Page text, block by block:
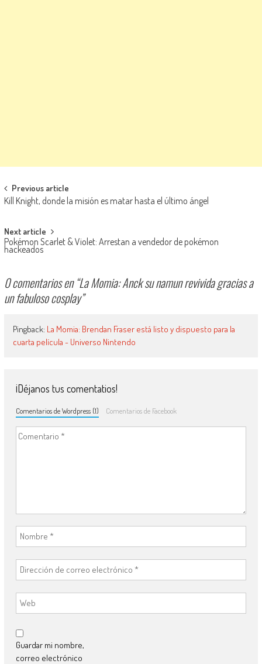
Navegación de entradas
Previous article
Kill Knight, donde la misión es matar hasta el último ángel
Next article
Pokémon Scarlet & Violet: Arrestan a vendedor de pokémon
hackeados
0 comentarios en “La Momia: Anck su namun revivida gracias a
un fabuloso cosplay”
Pingback: La Momia: Brendan Fraser está listo y dispuesto para la
cuarta película - Universo Nintendo
¡Déjanos tus comentatios!
Comentarios de Wordpress (1) Comentarios de Facebook
Guardar mi nombre,
correo electrónico